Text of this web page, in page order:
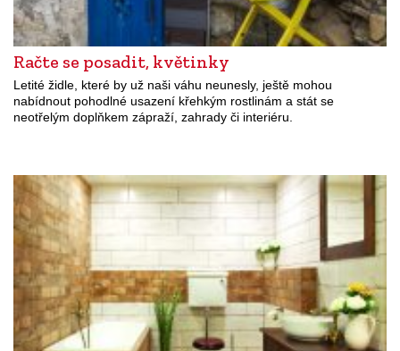
Račte se posadit, květinky
Letité židle, které by už naši váhu neunesly, ještě mohou
nabídnout pohodlné usazení křehkým rostlinám a stát se
neotřelým doplňkem zápraží, zahrady či interiéru.